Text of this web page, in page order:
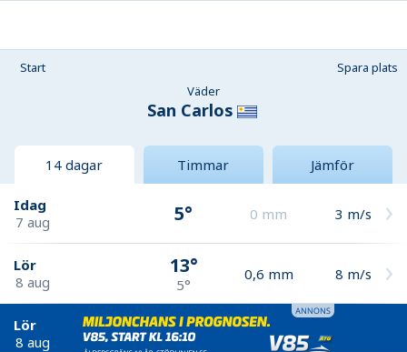
Start
Spara plats
Väder
San Carlos
14 dagar Timmar Jämför
Idag
7 aug
5° 0 mm 3 m/s
Lör
8 aug
13°
5°
0,6 mm 8 m/s
Lör
8 aug